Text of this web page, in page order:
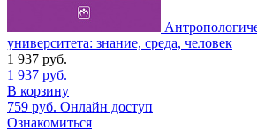
университета: знание, среда, человек
1 937 руб.
1 937 руб.
В корзину
759 руб. Онлайн доступ
Ознакомиться